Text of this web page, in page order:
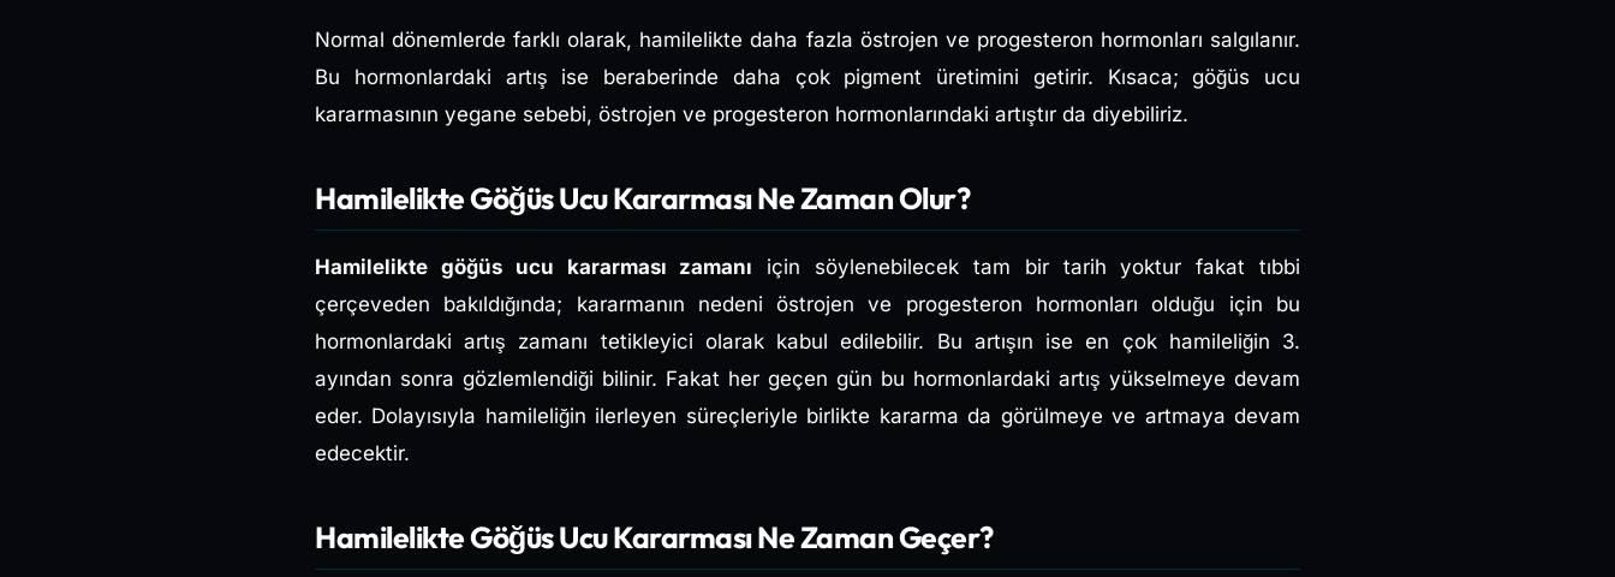
Normal dönemlerde farklı olarak, hamilelikte daha fazla östrojen ve progesteron hormonları salgılanır.
Bu hormonlardaki artış ise beraberinde daha çok pigment üretimini getirir. Kısaca; göğüs ucu
kararmasının yegane sebebi, östrojen ve progesteron hormonlarındaki artıştır da diyebiliriz.
Hamilelikte Göğüs Ucu Kararması Ne Zaman Olur?
Hamilelikte göğüs ucu kararması zamanı için söylenebilecek tam bir tarih yoktur fakat tıbbi
çerçeveden bakıldığında; kararmanın nedeni östrojen ve progesteron hormonları olduğu için bu
hormonlardaki artış zamanı tetikleyici olarak kabul edilebilir. Bu artışın ise en çok hamileliğin 3.
ayından sonra gözlemlendiği bilinir. Fakat her geçen gün bu hormonlardaki artış yükselmeye devam
eder. Dolayısıyla hamileliğin ilerleyen süreçleriyle birlikte kararma da görülmeye ve artmaya devam
edecektir.
Hamilelikte Göğüs Ucu Kararması Ne Zaman Geçer?